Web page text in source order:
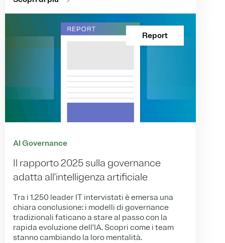
Report
AI Governance
Il rapporto 2025 sulla governance
adatta all'intelligenza artificiale
Tra i 1.250 leader IT intervistati è emersa una
chiara conclusione: i modelli di governance
tradizionali faticano a stare al passo con la
rapida evoluzione dell'IA. Scopri come i team
stanno cambiando la loro mentalità.